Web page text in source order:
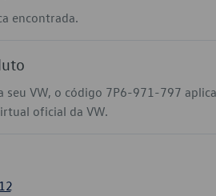
encontrada.
VW, o código 7P6-971-797
oficial da VW.